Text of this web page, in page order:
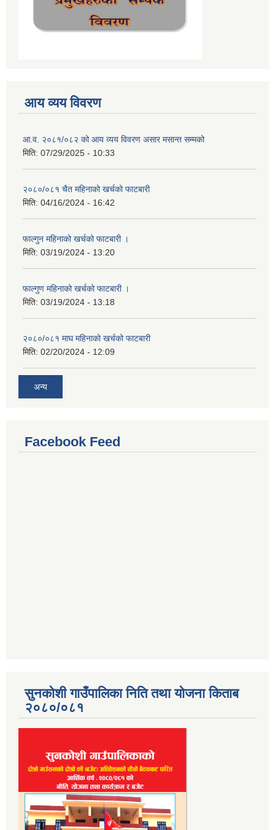
आय व्यय विवरण
आ.व. २०८१/०८२ को आय व्यय विवरण असार मसान्त सम्मको
मिति: 07/29/2025 - 10:33
२०८०/०८१ चैत महिनाको खर्चको फाटबारी
मिति: 04/16/2024 - 16:42
फाल्गुन महिनाको खर्चको फाटबारी ।
मिति: 03/19/2024 - 13:20
फाल्गुण महिनाको खर्चको फाटबारी ।
मिति: 03/19/2024 - 13:18
२०८०/०८१ माघ महिनाको खर्चको फाटबारी
मिति: 02/20/2024 - 12:09
अन्य
Facebook Feed
सुनकोशी गाउँपालिका निति तथा योजना किताब
२०८०/०८१